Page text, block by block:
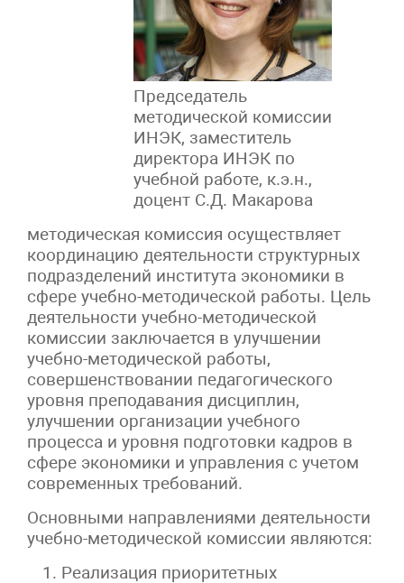
Председатель
методической комиссии
ИНЭК, заместитель
директора ИНЭК по
учебной работе, к.э.н.,
доцент С.Д. Макарова
методическая комиссия осуществляет
координацию деятельности структурных
подразделений института экономики в
сфере учебно-методической работы. Цель
деятельности учeбно-методической
комиссии заключается в улучшении
учебно-методической работы,
совершенствовании педагогического
уровня преподавания дисциплин,
улучшении организации учебного
процесса и уровня подготовки кадров в
сфере экономики и управления с учетом
современных требований.
Основными направлениями деятельности
учебно-методической комиссии являются:
Реализация приоритетных